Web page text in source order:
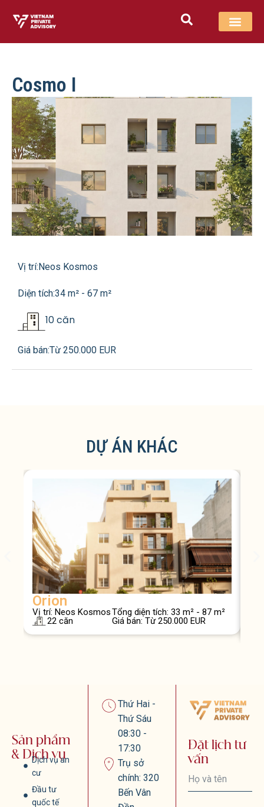
Cosmo I
Vị trí:Neos Kosmos
Diện tích:34 m² - 67 m²
10 căn
Giá bán:Từ 250.000 EUR
DỰ ÁN KHÁC
Orion
Vị trí: Neos KosmosTổng diện tích: 33 m² - 87 m²
22 căn
Giá bán: Từ 250.000 EUR
Sản phẩm
& Dịch vụ
Dịch vụ an
cư
Đầu tư
quốc tế
Thứ Hai -
Thứ Sáu
08:30 -
17:30
Trụ sở
chính: 320
Bến Vân
Đặt lịch tư
vấn